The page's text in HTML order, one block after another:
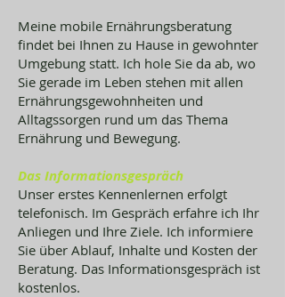
Meine mobile Ernährungsberatung
findet bei Ihnen zu Hause in gewohnter
Umgebung statt. Ich hole Sie da ab, wo
Sie gerade im Leben stehen mit allen
Ernährungsgewohnheiten und
Alltagssorgen rund um das Thema
Ernährung und Bewegung.
Das Informationsgespräch
Unser erstes Kennenlernen erfolgt
telefonisch. Im Gespräch erfahre ich Ihr
Anliegen und Ihre Ziele. Ich informiere
Sie über Ablauf, Inhalte und Kosten der
Beratung. Das Informationsgespräch ist
kostenlos.